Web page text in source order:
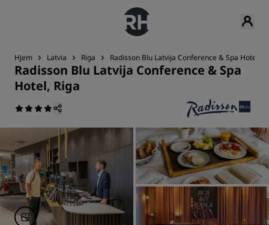
Hjem Latvia Riga Radisson Blu Latvija Conference & Spa Hotel,
Radisson Blu Latvija Conference & Spa
Hotel, Riga